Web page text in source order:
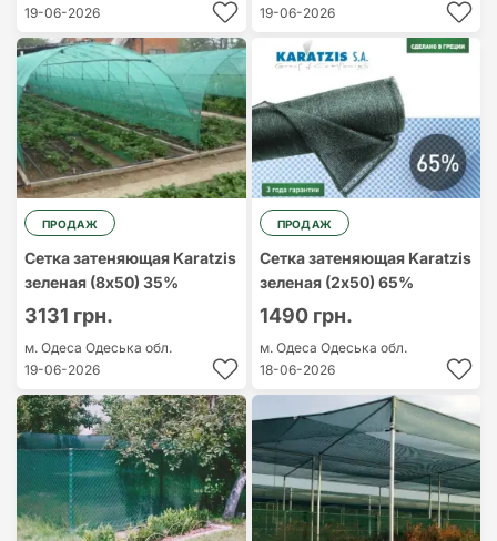
19-06-2026
19-06-2026
ПРОДАЖ
Сетка затеняющая Karatzis
зеленая (8х50) 35%
3131 грн.
м. Одеса Одеська обл.
19-06-2026
ПРОДАЖ
Сетка затеняющая Karatzis
зеленая (2х50) 65%
1490 грн.
м. Одеса Одеська обл.
18-06-2026